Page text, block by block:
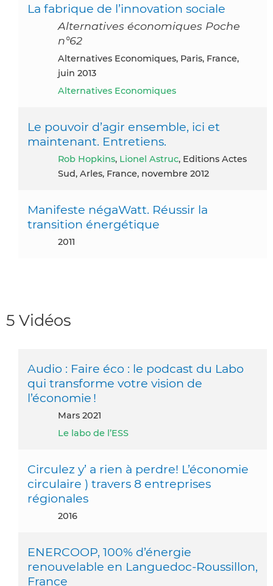
La fabrique de l’innovation sociale
Alternatives économiques Poche
n°62
Alternatives Economiques, Paris, France,
juin 2013
Alternatives Economiques
Le pouvoir d’agir ensemble, ici et
maintenant. Entretiens.
Rob Hopkins, Lionel Astruc, Editions Actes
Sud, Arles, France, novembre 2012
Manifeste négaWatt. Réussir la
transition énergétique
2011
5 Vidéos
Audio : Faire éco : le podcast du Labo
qui transforme votre vision de
l’économie !
mars 2021
Le labo de l’ESS
Circulez y’ a rien à perdre! L’économie
circulaire ) travers 8 entreprises
régionales
2016
ENERCOOP, 100% d’énergie
renouvelable en Languedoc-Roussillon,
France